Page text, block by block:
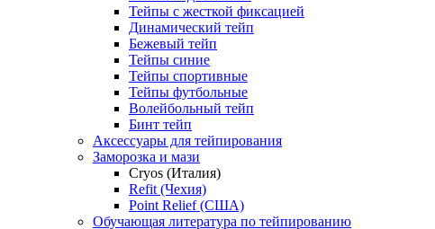
Тейпы с жесткой фиксацией
Динамический тейп
Бежевый тейп
Тейпы синие
Тейпы спортивные
Тейпы футбольные
Волейбольный тейп
Бинт тейп
Аксессуары для тейпирования
Заморозка и мази
Cryos (Италия)
Refit (Чехия)
Point Relief (США)
Обучающая литература по тейпированию